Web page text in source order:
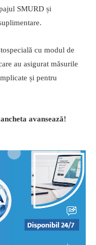
SMURD și
cu modul de
au asigurat măsurile
și pentru
avansează!